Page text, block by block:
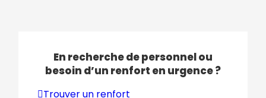
En recherche de personnel ou
besoin d’un renfort en urgence ?
Trouver un renfort